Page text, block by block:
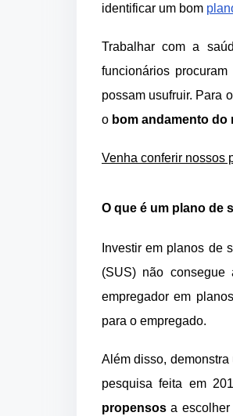
identificar um bom
Trabalhar com a
funcionários
possam usufruir. Para
o bom andamento do
Venha conferir nossos
O que é um plano de
Investir em planos de
(SUS) não
empregador em
para o empregado.
Além disso,
pesquisa feita em
propensos a